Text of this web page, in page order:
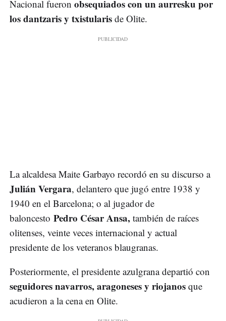
Nacional fueron obsequiados con un aurresku por
los dantzaris y txistularis de Olite.
La alcaldesa Maite Garbayo recordó en su discurso a
Julián Vergara, delantero que jugó entre 1938 y
1940 en el Barcelona; o al jugador de
baloncesto Pedro César Ansa, también de raíces
olitenses, veinte veces internacional y actual
presidente de los veteranos blaugranas.
Posteriormente, el presidente azulgrana departió con
seguidores navarros, aragoneses y riojanos que
acudieron a la cena en Olite.